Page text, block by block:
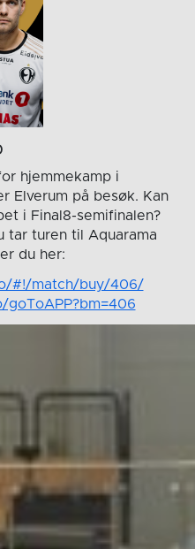
hjemmekamp i
Elverum på besøk. Kan
i Final8-semifinalen?
tar turen til Aquarama
du her:
#!/match/buy/406/
goToAPP?bm=406